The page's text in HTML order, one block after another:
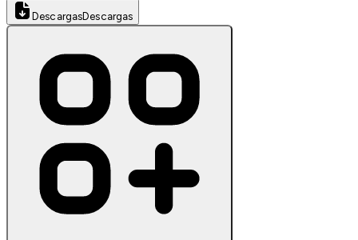
DescargasDescargas